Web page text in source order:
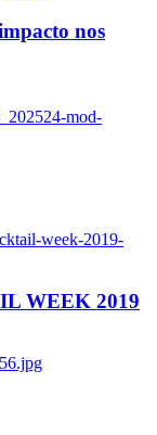
nos
mod-
week-2019-
WEEK 2019